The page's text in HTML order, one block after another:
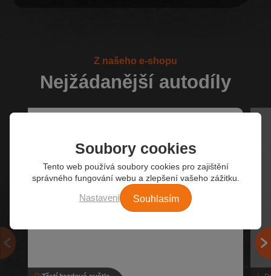
Z našeho e-shopu
Nejžádanější autodíly
Soubory cookies
Tento web používá soubory cookies pro zajištění
správného fungování webu a zlepšení vašeho zážitku.
Nastavení Souhlasím